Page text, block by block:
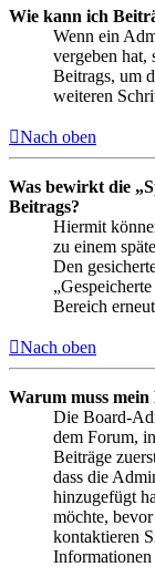
Wie kann ich
Wenn ein
vergeben hat,
Beitrags, um
weiteren
Nach oben
Was bewirkt die
Beitrags?
Hiermit
zu einem
Den
Bereich
Nach oben
Warum muss mein
Die Board-
dem Forum,
Beiträge
dass die
hinzugefügt
möchte,
kontaktieren
Informationen